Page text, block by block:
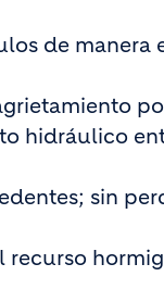
de
hidráulico
sin